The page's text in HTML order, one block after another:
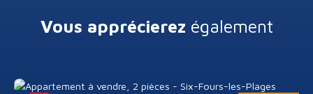
Vous apprécierez également